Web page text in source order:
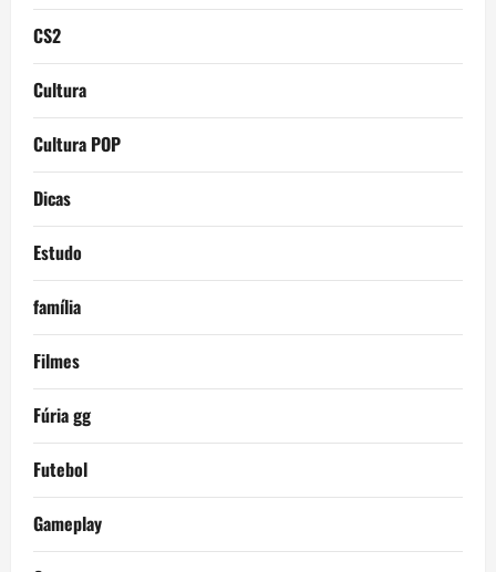
CS2
Cultura
Cultura POP
Dicas
Estudo
família
Filmes
Fúria gg
Futebol
Gameplay